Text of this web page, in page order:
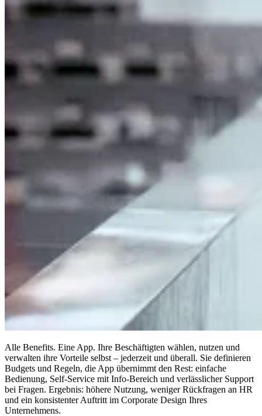
Alle Benefits. Eine App. Ihre Beschäftigten wählen, nutzen und
verwalten ihre Vorteile selbst – jederzeit und überall. Sie definieren
Budgets und Regeln, die App übernimmt den Rest: einfache
Bedienung, Self-Service mit Info-Bereich und verlässlicher Support
bei Fragen. Ergebnis: höhere Nutzung, weniger Rückfragen an HR
und ein konsistenter Auftritt im Corporate Design Ihres
Unternehmens.